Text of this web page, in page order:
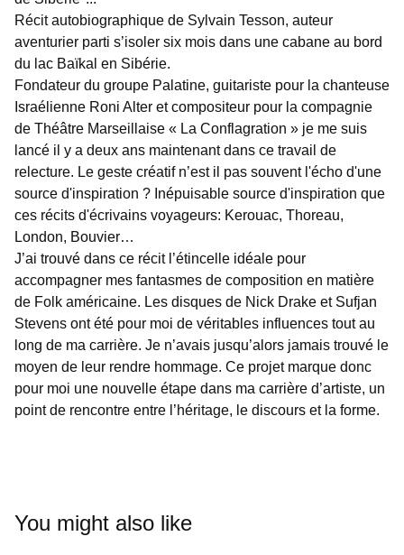
Récit autobiographique de Sylvain Tesson, auteur
aventurier parti s’isoler six mois dans une cabane au bord
du lac Baïkal en Sibérie.
Fondateur du groupe Palatine, guitariste pour la chanteuse
Israélienne Roni Alter et compositeur pour la compagnie
de Théâtre Marseillaise « La Conflagration » je me suis
lancé il y a deux ans maintenant dans ce travail de
relecture. Le geste créatif n’est il pas souvent l'écho d'une
source d'inspiration ? Inépuisable source d'inspiration que
ces récits d'écrivains voyageurs: Kerouac, Thoreau,
London, Bouvier…
J’ai trouvé dans ce récit l’étincelle idéale pour
accompagner mes fantasmes de composition en matière
de Folk américaine. Les disques de Nick Drake et Sufjan
Stevens ont été pour moi de véritables influences tout au
long de ma carrière. Je n’avais jusqu’alors jamais trouvé le
moyen de leur rendre hommage. Ce projet marque donc
pour moi une nouvelle étape dans ma carrière d’artiste, un
point de rencontre entre l’héritage, le discours et la forme.
You might also like